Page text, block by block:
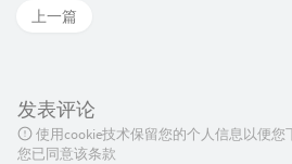
上一篇
发表评论
使用cookie技术保留您的个人信息以便
您已同意该条款